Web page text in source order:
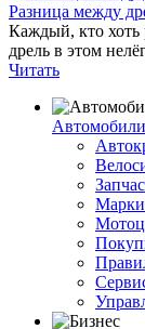
Разница между
Каждый, кто хоть
дрель в этом
Читать
Марки